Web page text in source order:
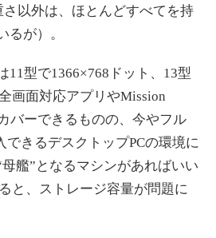
以外は、ほとんどすべてを持
るが）。
型で1366×768ドット、13型
画面対応アプリやMission
バーできるものの、今やフル
きるデスクトップPCの環境に
艦”となるマシンがあればいい
と、ストレージ容量が問題に